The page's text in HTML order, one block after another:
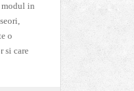
modul in
o
si care